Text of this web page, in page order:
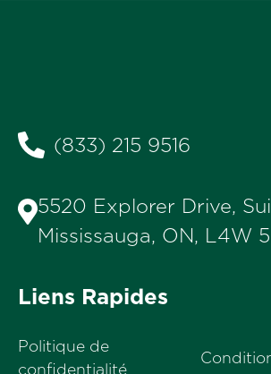
(833) 215 9516
5520 Explorer Drive,
Mississauga, ON, L4W
Liens Rapides
Politique de
confidentialité